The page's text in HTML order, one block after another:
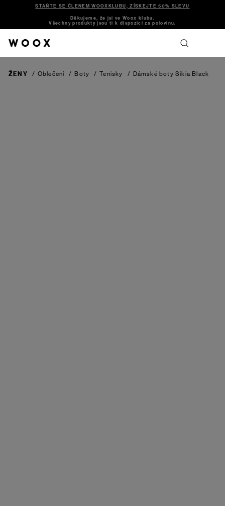
STAŇTE SE ČLENEM WOOXKLUBU, ZÍSKEJTE 50% SLEVU
Děkujeme, že jsi ve Woox klubu.
Všechny produkty jsou ti k dispozici za polovinu.
ŽENY / Oblečení / Boty / Tenisky / Dámské boty Sikia Black